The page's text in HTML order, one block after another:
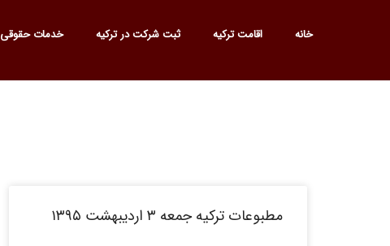
خانه اقامت ترکیه ثبت شرکت در ترکیه خدمات حقوقی
مطبوعات ترکیه جمعه ۳ اردیبهشت ۱۳۹۵